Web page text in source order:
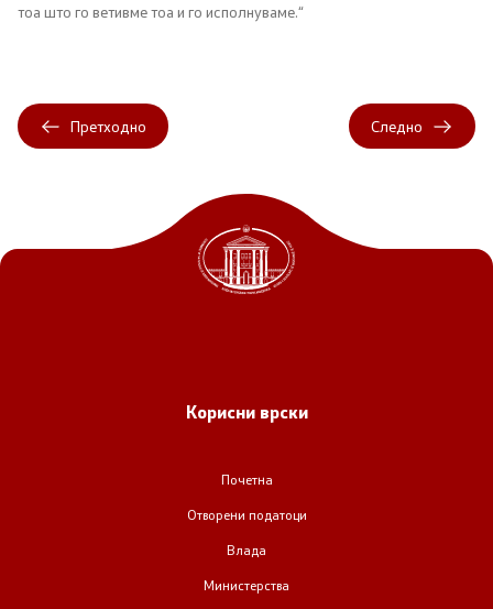
Медија центар
тоа што го ветивме тоа и го исполнуваме.“
Претходно Следно
Корисни врски
Почетна
Отворени податоци
Влада
Министерства